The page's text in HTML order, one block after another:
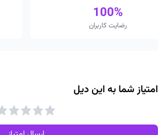
100%
رضایت کاربران
امتیاز شما به این دیل